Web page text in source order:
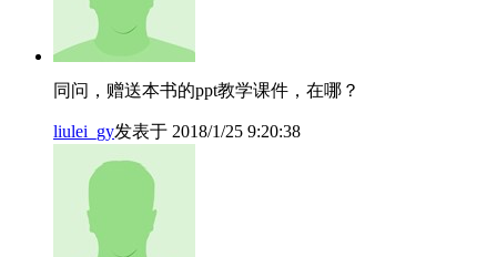
同问，赠送本书的ppt教学课件，在哪？
liulei_gy发表于 2018/1/25 9:20:38